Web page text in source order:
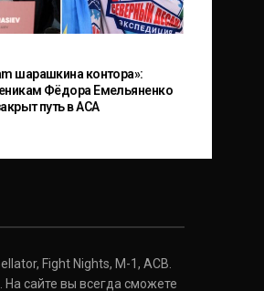
шарашкина контора»:
Фёдора Емельяненко
путь в ACA
Fight Nights, M-1, ACB.
сайте вы всегда сможете